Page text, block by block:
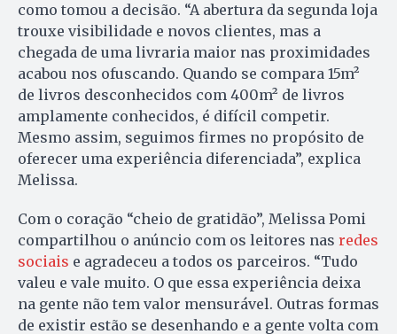
como tomou a decisão. “A abertura da segunda loja
trouxe visibilidade e novos clientes, mas a
chegada de uma livraria maior nas proximidades
acabou nos ofuscando. Quando se compara 15m²
de livros desconhecidos com 400m² de livros
amplamente conhecidos, é difícil competir.
Mesmo assim, seguimos firmes no propósito de
oferecer uma experiência diferenciada”, explica
Melissa.
Com o coração “cheio de gratidão”, Melissa Pomi
compartilhou o anúncio com os leitores nas redes
sociais e agradeceu a todos os parceiros. “Tudo
valeu e vale muito. O que essa experiência deixa
na gente não tem valor mensurável. Outras formas
de existir estão se desenhando e a gente volta com